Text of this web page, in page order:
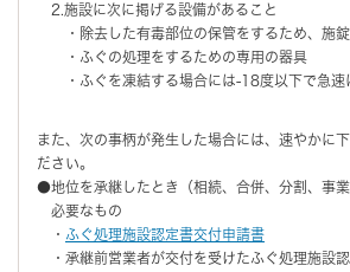
2.施設に次に掲げる設備があること
・除去した有毒部位の保管をするため、施錠
・ふぐの処理をするための専用の器具
・ふぐを凍結する場合には-18度以下で急速
また、次の事柄が発生した場合には、速やかに
ださい。
●地位を承継したとき（相続、合併、分割、事業
必要なもの
・ ふぐ処理施設認定書交付申請書
・承継前営業者が交付を受けたふぐ処理施設